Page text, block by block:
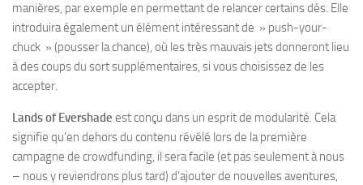
manières, par exemple en permettant de relancer certains dés. Elle
introduira également un élément intéressant de » push-your-
chuck » (pousser la chance), où les très mauvais jets donneront lieu
à des coups du sort supplémentaires, si vous choisissez de les
accepter.
Lands of Evershade est conçu dans un esprit de modularité. Cela
signifie qu’en dehors du contenu révélé lors de la première
campagne de crowdfunding, il sera facile (et pas seulement à nous
– nous y reviendrons plus tard) d’ajouter de nouvelles aventures,